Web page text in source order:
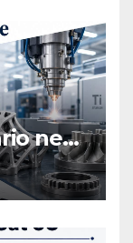
negli
board,